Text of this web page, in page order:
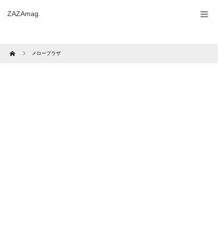
ZAZAmag.
Home メロープラザ